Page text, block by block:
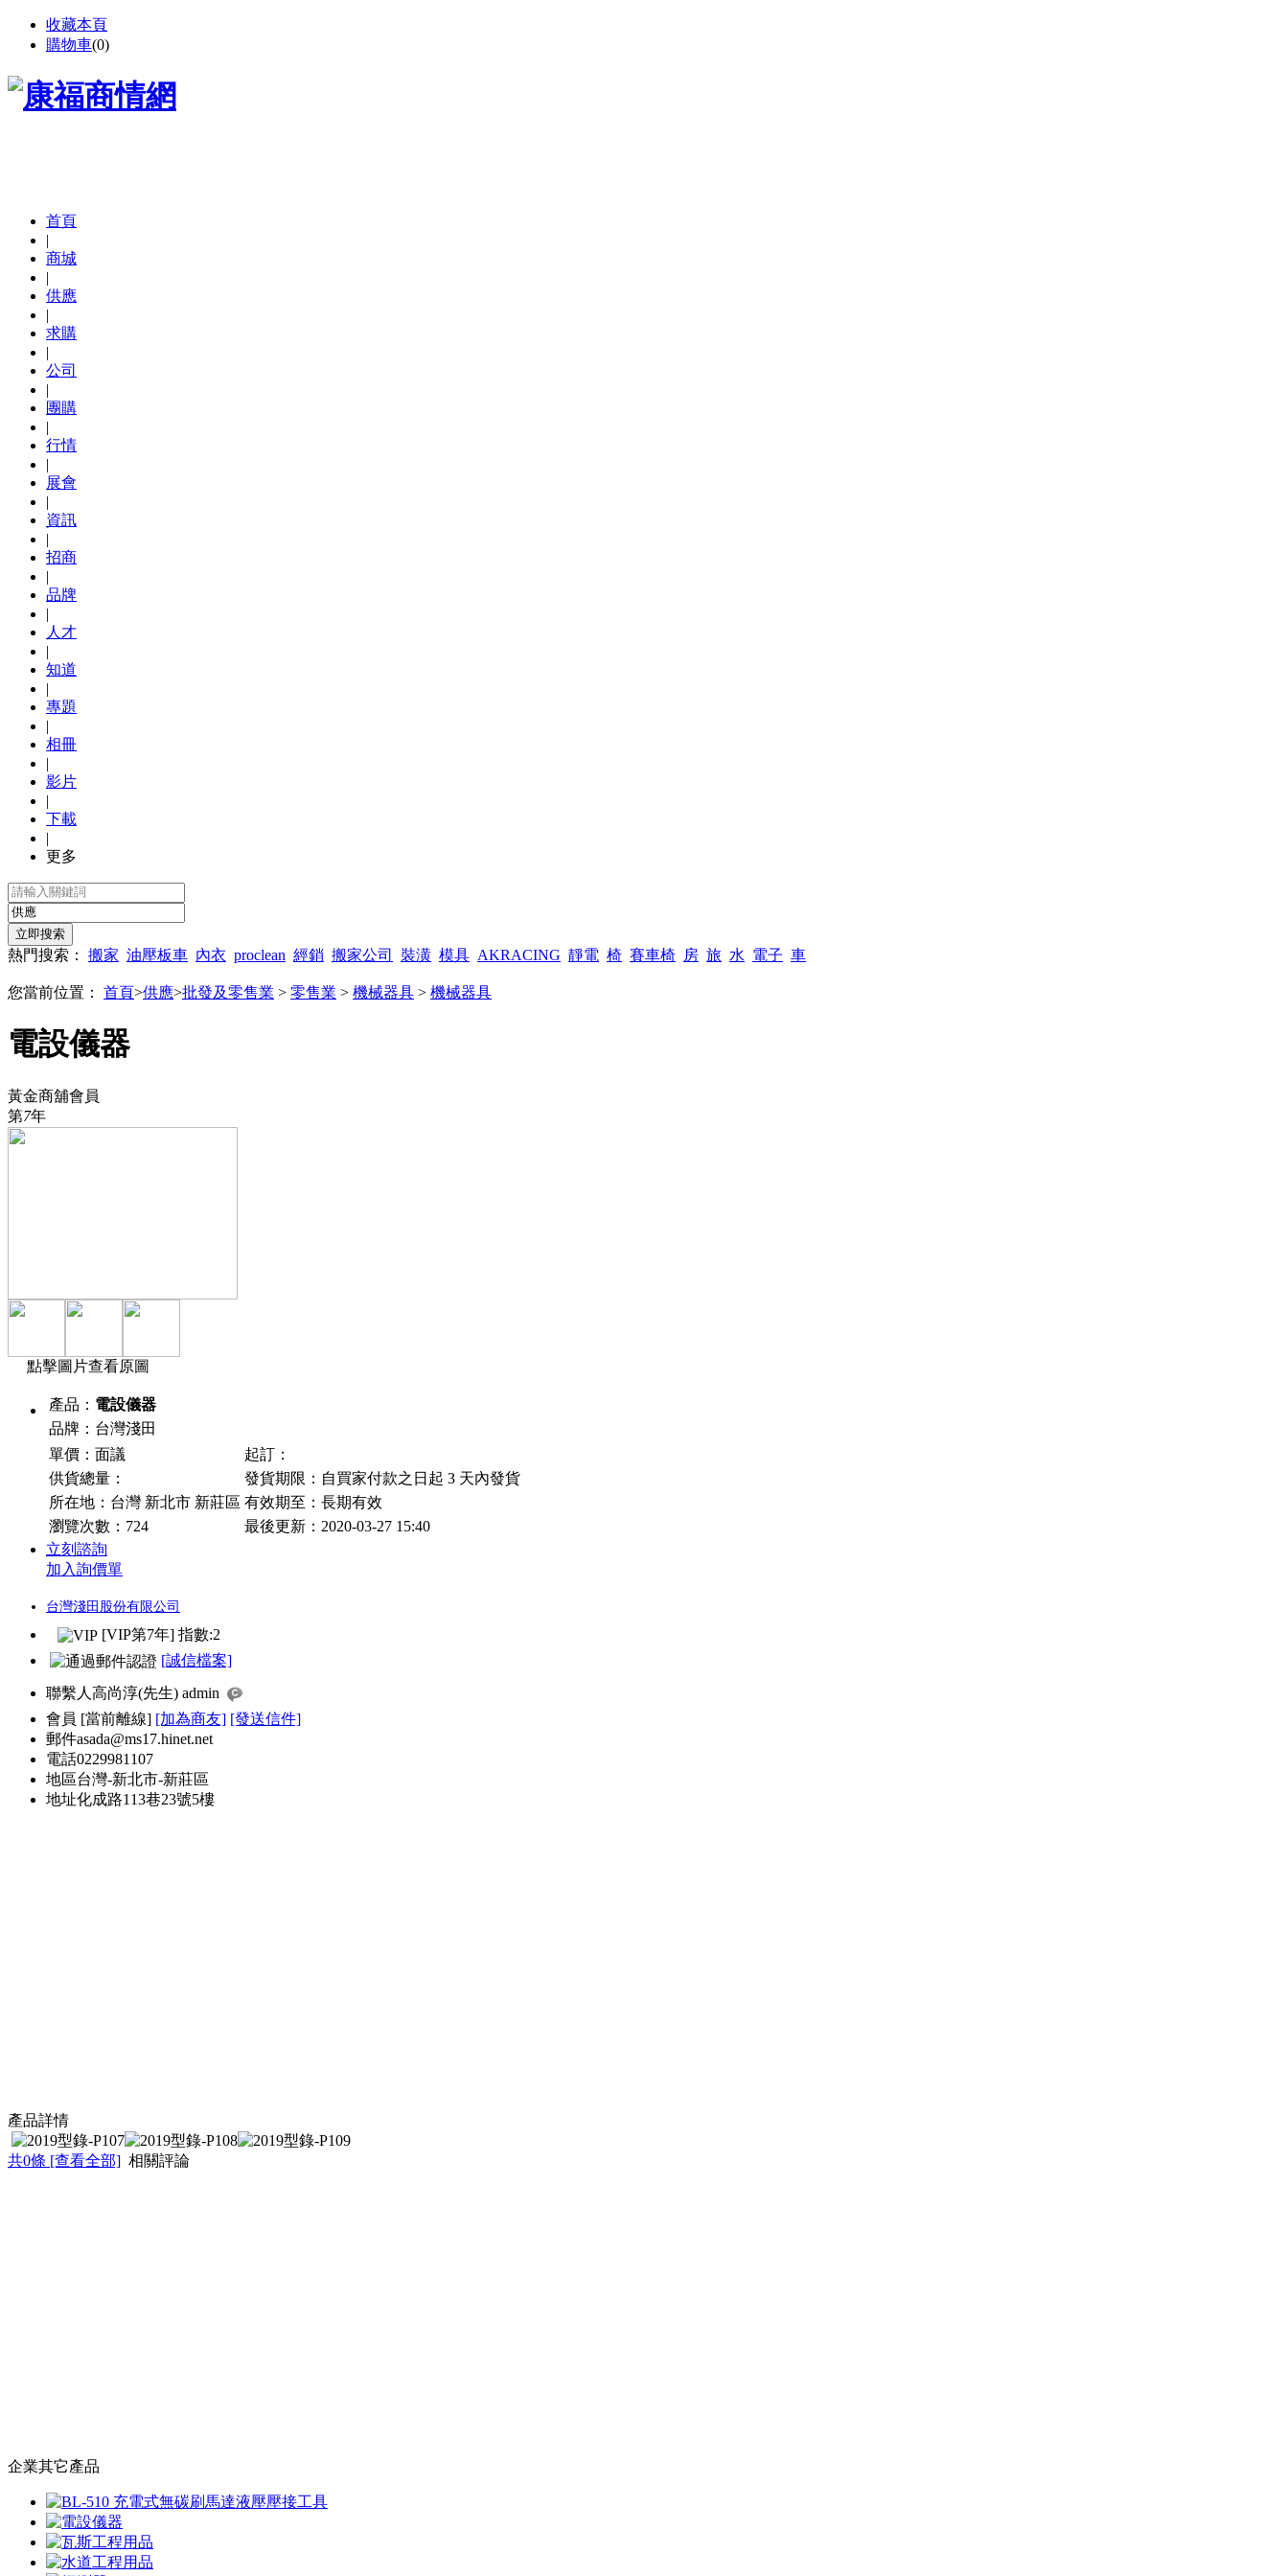
收藏本頁
購物車(0)
首頁
|
商城
|
供應
|
求購
|
公司
|
團購
|
行情
|
展會
|
資訊
|
招商
|
品牌
|
人才
|
知道
|
專題
|
相冊
|
影片
|
下載
|
更多
熱門搜索： 搬家 油壓板車 內衣 proclean 經銷 搬家公司 裝潢 模具 AKRACING 靜電 椅 賽車椅 房 旅 水 電子 車
您當前位置： 首頁>供應>批發及零售業 > 零售業 > 機械器具 > 機械器具
電設儀器
黃金商舖會員
第7年
點擊圖片查看原圖
產品： 電設儀器
品牌：台灣淺田
單價：面議
起訂：
供貨總量：
發貨期限：自買家付款之日起 3 天內發貨
所在地：台灣 新北市 新莊區 有效期至：長期有效
瀏覽次數： 724
最後更新：2020-03-27 15:40
立刻諮詢
加入詢價單
台灣淺田股份有限公司
[VIP第7年] 指數:2
[誠信檔案]
聯繫人 高尚淳(先生) admin
會員 [當前離線] [加為商友] [發送信件]
郵件asada@ms17.hinet.net
電話0229981107
地區台灣-新北市-新莊區
地址化成路113巷23號5樓
產品詳情
共0條 [查看全部] 相關評論
企業其它產品